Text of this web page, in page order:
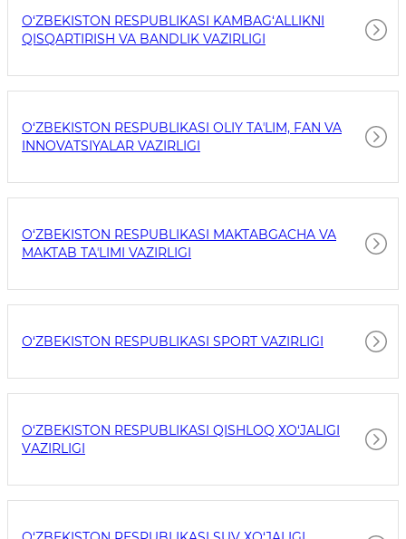
O‘ZBEKISTON RESPUBLIKASI KAMBAG‘ALLIKNI
QISQARTIRISH VA BANDLIK VAZIRLIGI
O‘ZBEKISTON RESPUBLIKASI OLIY TAʼLIM, FAN VA
INNOVATSIYALAR VAZIRLIGI
O‘ZBEKISTON RESPUBLIKASI MAKTABGACHA VA
MAKTAB TAʼLIMI VAZIRLIGI
O‘ZBEKISTON RESPUBLIKASI SPORT VAZIRLIGI
O‘ZBEKISTON RESPUBLIKASI QISHLOQ ХO‘JАLIGI
VАZIRLIGI